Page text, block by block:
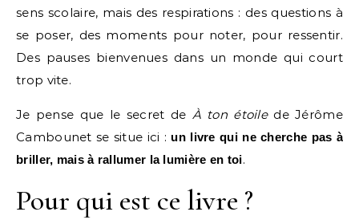
sens scolaire, mais des respirations : des questions à
se poser, des moments pour noter, pour ressentir.
Des pauses bienvenues dans un monde qui court
trop vite.
Je pense que le secret de À ton étoilede Jérôme
Cambounet se situe ici : un livre qui ne cherche pas à
briller, mais à rallumer la lumière en toi.
Pour qui est ce livre ?